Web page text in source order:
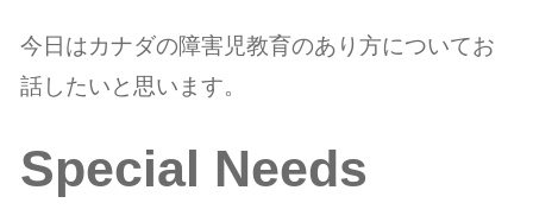
今日はカナダの障害児教育のあり方についてお
話したいと思います。
Special Needs